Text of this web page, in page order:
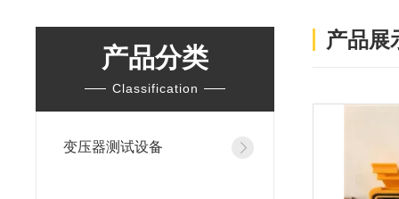
产品分类
Classification
变压器测试设备
产品展